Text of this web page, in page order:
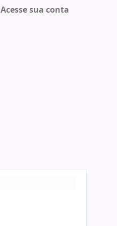
Acesse sua conta